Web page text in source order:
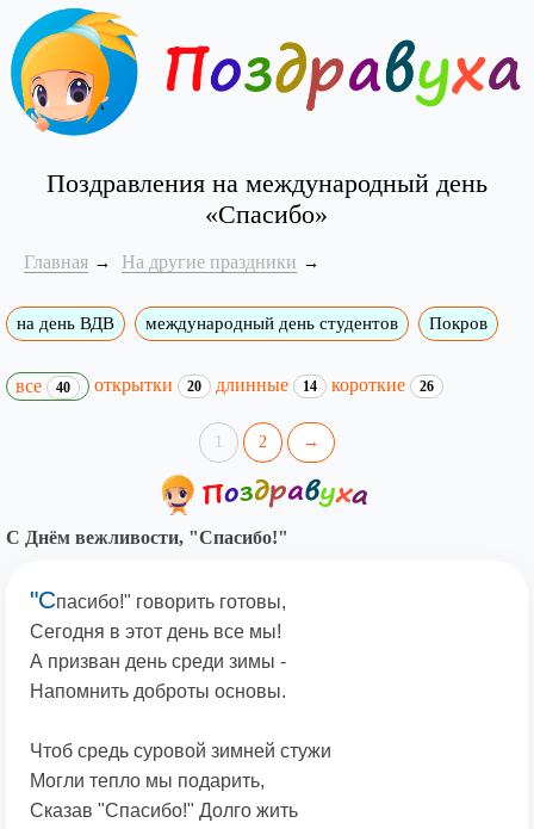
Поздравления на международный день
«Спасибо»
Главная На другие праздники
на день ВДВ международный день студентов Покров
все 40 открытки 20 длинные 14 короткие 26
1 2 →
С Днём вежливости, "Спасибо!"
"Спасибо!" говорить готовы,
Сегодня в этот день все мы!
А призван день среди зимы -
Напомнить доброты основы.
Чтоб средь суровой зимней стужи
Могли тепло мы подарить,
Сказав "Спасибо!" Долго жить